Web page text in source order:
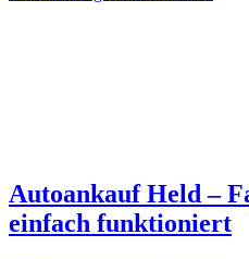
Autoankauf Held –
einfach funktioniert